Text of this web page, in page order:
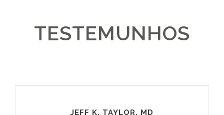
TESTEMUNHOS
JEFF K. TAYLOR, MD